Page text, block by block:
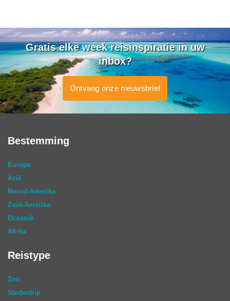
Gratis elke week reisinspiratie in uw
inbox?
Ontvang onze nieuwsbrief
Bestemming
Europa
Azië
Noord-Amerika
Zuid-Amerika
Oceanië
Afrika
Reistype
Zon
Stedentrip